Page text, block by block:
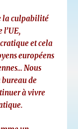
la culpabilité
l’UE,
et cela
européens
Nous
bureau de
à vivre